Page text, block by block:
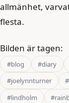
allmänhet,
flesta.
Bilden är tagen:
#blog #diary
#joelynnturner
#lindholm